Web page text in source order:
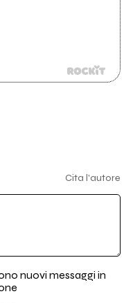
Cita l'autore
nuovi messaggi in